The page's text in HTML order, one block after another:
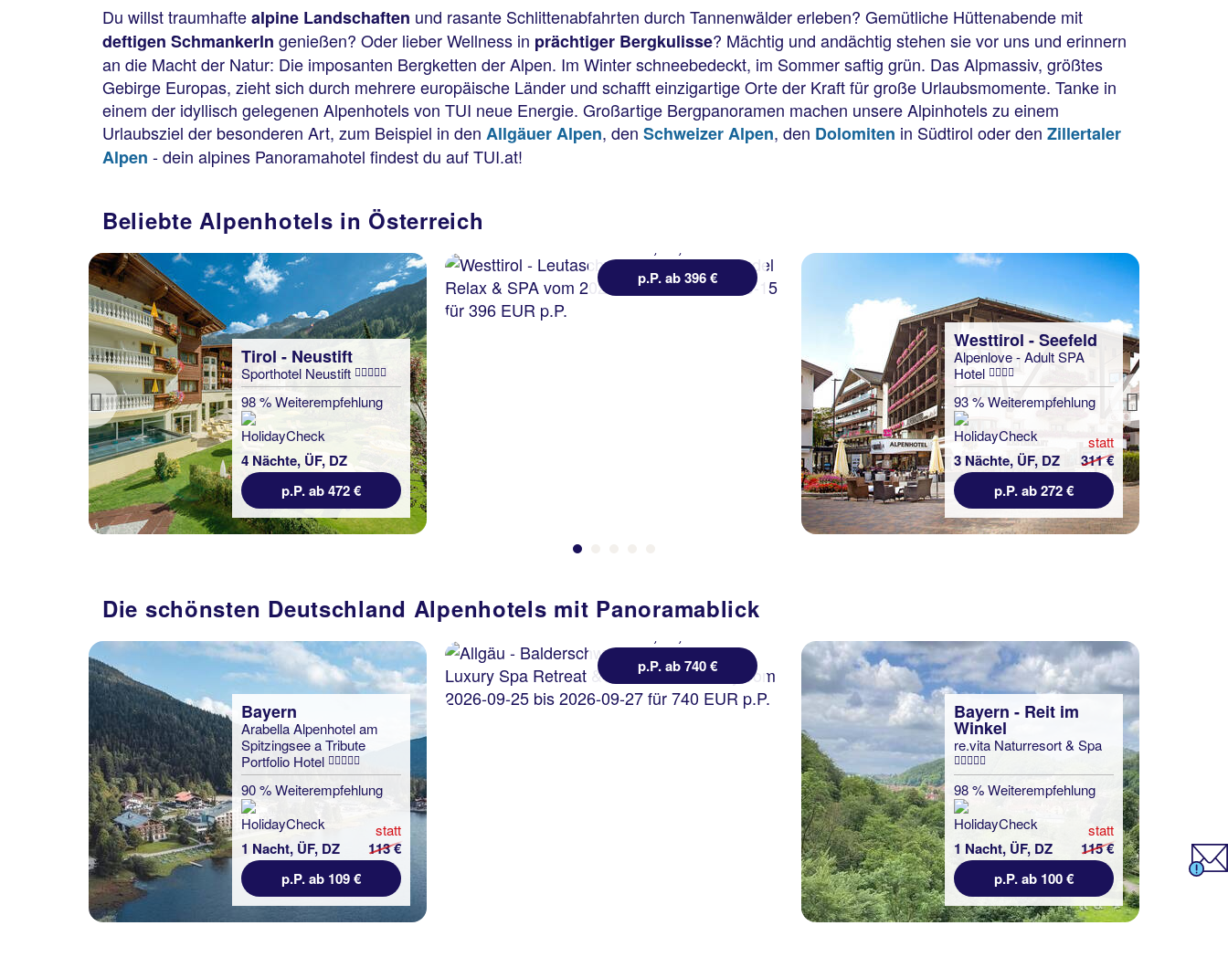
Du willst traumhaftealpine Landschaften und rasante Schlittenabfahrten durch Tannenwälder erleben? Gemütliche Hüttenabende mit
deftigen Schmankerln genießen? Oder lieber Wellness in prächtiger Bergkulisse? Mächtig und andächtig stehen sie vor uns und erinnern
an die Macht der Natur: Die imposanten Bergketten der Alpen. Im Winter schneebedeckt, im Sommer saftig grün. Das Alpmassiv, größtes
Gebirge Europas, zieht sich durch mehrere europäische Länder und schafft einzigartige Orte der Kraft für große Urlaubsmomente. Tanke in
einem der idyllisch gelegenen Alpenhotels von TUI neue Energie. Großartige Bergpanoramen machen unsere Alpinhotels zu einem
Urlaubsziel der besonderen Art, zum Beispiel in den Allgäuer Alpen, den Schweizer Alpen, den Dolomiten in Südtirol oder den Zillertaler
Alpen - dein alpines Panoramahotel findest du auf TUI.at!
Beliebte Alpenhotels in Österreich
Previous
Tirol - Neustift
Sporthotel Neustift
98 % Weiterempfehlung
4 Nächte, ÜF, DZ
p.P. ab 472 €
Westtirol - Leutasch
Alpenhotel Karwendel
p.P. ab 396 €
Westtirol - Seefeld
Alpenlove - Adult SPA
Hotel
93 % Weiterempfehlung
3 Nächte, ÜF, DZ
statt
311 €
p.P. ab 272 €
Next
Die schönsten Deutschland Alpenhotels mit Panoramablick
Bayern
Arabella Alpenhotel am
Spitzingsee a Tribute
Portfolio Hotel
90 % Weiterempfehlung
1 Nacht, ÜF, DZ
statt
113 €
p.P. ab 109 €
p.P. ab 740 €
Bayern - Reit im
Winkel
re.vita Naturresort & Spa
98 % Weiterempfehlung
1 Nacht, ÜF, DZ
statt
115 €
p.P. ab 100 €